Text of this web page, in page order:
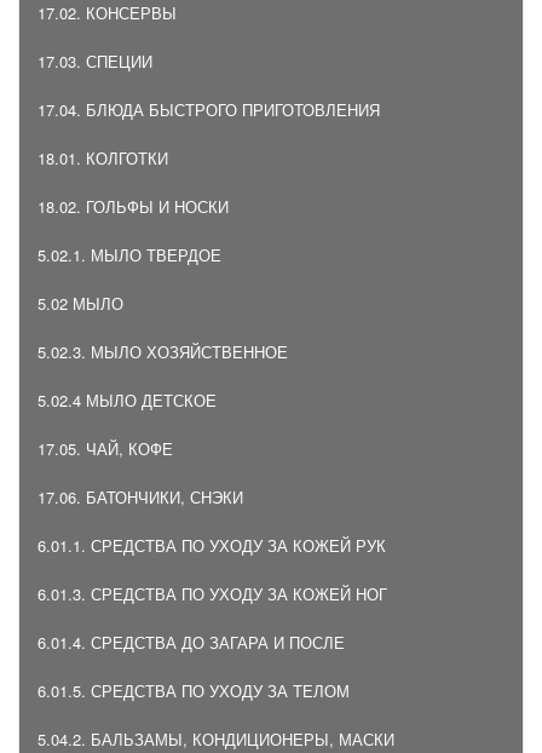
17.02. КОНСЕРВЫ
17.03. СПЕЦИИ
17.04. БЛЮДА БЫСТРОГО ПРИГОТОВЛЕНИЯ
18.01. КОЛГОТКИ
18.02. ГОЛЬФЫ И НОСКИ
5.02.1. МЫЛО ТВЕРДОЕ
5.02 МЫЛО
5.02.3. МЫЛО ХОЗЯЙСТВЕННОЕ
5.02.4 МЫЛО ДЕТСКОЕ
17.05. ЧАЙ, КОФЕ
17.06. БАТОНЧИКИ, СНЭКИ
6.01.1. СРЕДСТВА ПО УХОДУ ЗА КОЖЕЙ РУК
6.01.3. СРЕДСТВА ПО УХОДУ ЗА КОЖЕЙ НОГ
6.01.4. СРЕДСТВА ДО ЗАГАРА И ПОСЛЕ
6.01.5. СРЕДСТВА ПО УХОДУ ЗА ТЕЛОМ
5.04.2. БАЛЬЗАМЫ, КОНДИЦИОНЕРЫ, МАСКИ